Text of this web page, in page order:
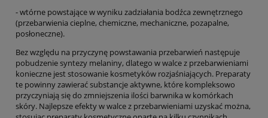
- wtórne powstające w wyniku zadziałania bodźca zewnętrznego
(przebarwienia cieplne, chemiczne, mechaniczne, pozapalne,
posłoneczne).
Bez względu na przyczynę powstawania przebarwień następuje
pobudzenie syntezy melaniny, dlatego w walce z przebarwieniami
konieczne jest stosowanie kosmetyków rozjaśniających. Preparaty
te powinny zawierać substancje aktywne, które kompleksowo
przyczyniają się do zmniejszenia ilości barwnika w komórkach
skóry. Najlepsze efekty w walce z przebarwieniami uzyskać można,